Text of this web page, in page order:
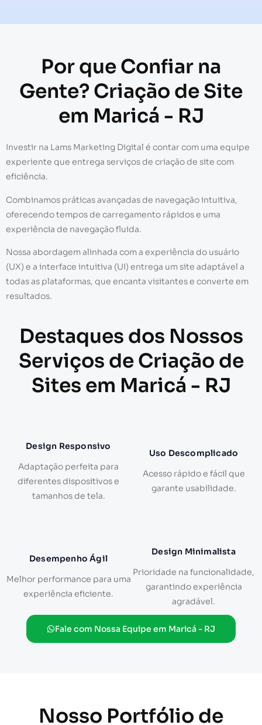
Por que Confiar na
Gente? Criação de Site
em Maricá - RJ
Investir na Lams Marketing Digital é contar com uma equipe
experiente que entrega serviços de criação de site com
eficiência.
Combinamos práticas avançadas de navegação intuitiva,
oferecendo tempos de carregamento rápidos e uma
experiência de navegação fluida.
Nossa abordagem alinhada com a experiência do usuário
(UX) e a interface intuitiva (UI) entrega um site adaptável a
todas as plataformas, que encanta visitantes e converte em
resultados.
Destaques dos Nossos
Serviços de Criação de
Sites em Maricá - RJ
Design Responsivo
Adaptação perfeita para
diferentes dispositivos e
tamanhos de tela.
Uso Descomplicado
Acesso rápido e fácil que
garante usabilidade.
Desempenho Ágil
Melhor performance para uma
experiência eficiente.
Design Minimalista
Prioridade na funcionalidade,
garantindo experiência
agradável.
Fale com Nossa Equipe em Maricá - RJ
Nosso Portfólio de